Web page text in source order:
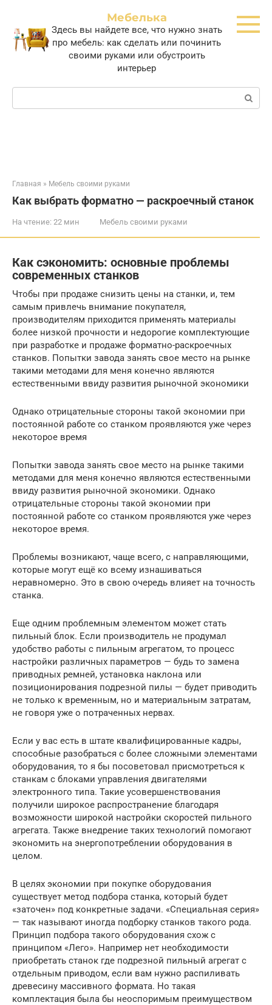
контенту
Мебелька
Здесь вы найдете все, что нужно знать
про мебель: как сделать или починить
своими руками или обустроить
интерьер
Поиск:
Главная » Мебель своими руками
Как выбрать форматно — раскроечный станок
На чтение: 22 мин Мебель своими руками
Как сэкономить: основные проблемы
современных станков
Чтобы при продаже снизить цены на станки, и, тем
самым привлечь внимание покупателя,
производителям приходится применять материалы
более низкой прочности и недорогие комплектующие
при разработке и продаже форматно-раскроечных
станков. Попытки завода занять свое место на рынке
такими методами для меня конечно являются
естественными ввиду развития рыночной экономики
Однако отрицательные стороны такой экономии при
постоянной работе со станком проявляются уже через
некоторое время
Попытки завода занять свое место на рынке такими
методами для меня конечно являются естественными
ввиду развития рыночной экономики. Однако
отрицательные стороны такой экономии при
постоянной работе со станком проявляются уже через
некоторое время.
Проблемы возникают, чаще всего, с направляющими,
которые могут ещё ко всему изнашиваться
неравномерно. Это в свою очередь влияет на точность
станка.
Еще одним проблемным элементом может стать
пильный блок. Если производитель не продумал
удобство работы с пильным агрегатом, то процесс
настройки различных параметров — будь то замена
приводных ремней, установка наклона или
позиционирования подрезной пилы — будет приводить
не только к временным, но и материальным затратам,
не говоря уже о потраченных нервах.
Если у вас есть в штате квалифицированные кадры,
способные разобраться с более сложными элементами
оборудования, то я бы посоветовал присмотреться к
станкам с блоками управления двигателями
электронного типа. Такие усовершенствования
получили широкое распространение благодаря
возможности широкой настройки скоростей пильного
агрегата. Также внедрение таких технологий помогают
экономить на энергопотреблении оборудования в
целом.
В целях экономии при покупке оборудования
существует метод подбора станка, который будет
«заточен» под конкретные задачи. «Специальная серия»
— так называют иногда подборку станков такого рода.
Принцип подбора такого оборудования схож с
принципом «Лего». Например нет необходимости
приобретать станок где подрезной пильный агрегат с
отдельным приводом, если вам нужно распиливать
древесину массивного формата. Но такая
комплектация была бы неоспоримым преимуществом